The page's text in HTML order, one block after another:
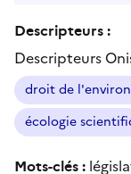
Descripteurs :
Descripteurs
droit de
écologie
Mots-clés :